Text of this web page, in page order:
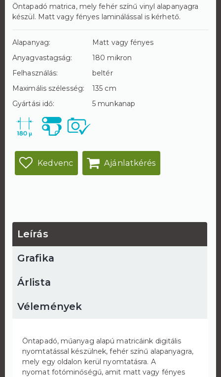
Öntapadó matrica, mely fehér színű vinyl alapanyagra
készül. Matt vagy fényes laminálással is kérhető.
Alapanyag:
Matt vagy fényes
Anyagvastagság:
180 mikron
Felhasználás:
beltér
Maximális szélesség:
135 cm
Gyártási idő:
5 munkanap
Kedvenc Ajánlatkérés
Leírás
Grafika
Árlista
Vélemények
Öntapadó, műanyag alapú matricáink digitális
nyomtatással készülnek, fehér színű alapanyagra,
mely egy oldalon kerül nyomtatásra. A
nyomat fotóminőségű, amit matt vagy fényes